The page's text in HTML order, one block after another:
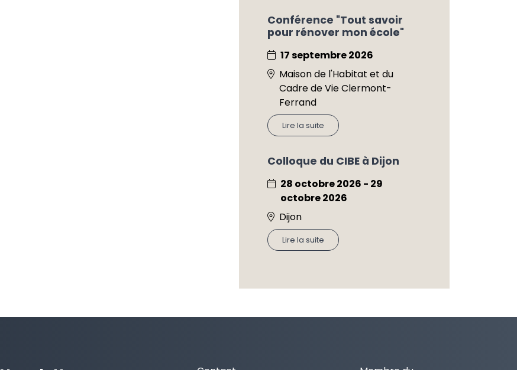
Conférence "Tout savoir
pour rénover mon école"
17 septembre 2026
Maison de l'Habitat et du
Cadre de Vie Clermont-
Ferrand
Lire la suite
Colloque du CIBE à Dijon
28 octobre 2026 - 29
octobre 2026
Dijon
Lire la suite